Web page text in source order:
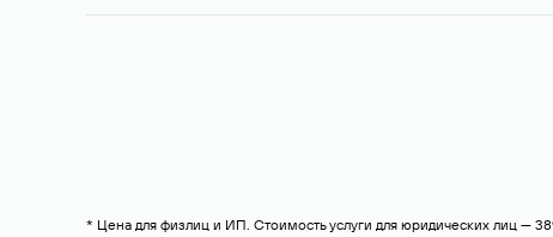
* Цена для физлиц и ИП. Стоимость услуги для юридических лиц —